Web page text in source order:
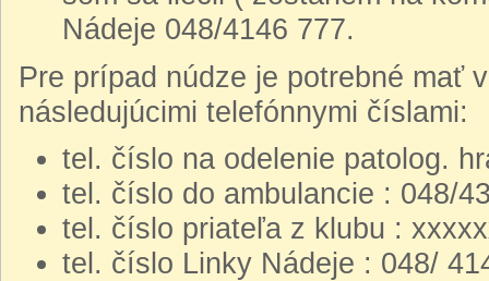
Nádeje 048/4146 777.
Pre prípad núdze je potrebné mať
následujúcimi telefónnymi číslami:
tel. číslo na odelenie patolog.
tel. číslo do ambulancie : 048/
tel. číslo priateľa z klubu :
tel. číslo Linky Nádeje : 048/